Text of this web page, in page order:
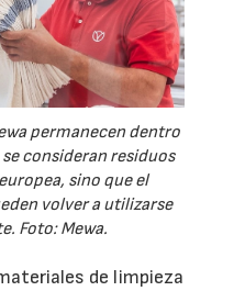
permanecen dentro
consideran residuos
sino que el
volver a utilizarse
Foto: Mewa.
de limpieza